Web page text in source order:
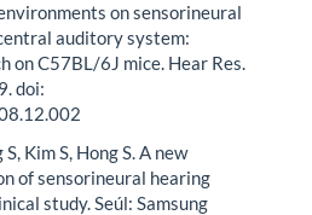
on sensorineural
auditory system:
on C57BL/6J mice. Hear Res.
doi:
Kim S, Hong S. A new
of sensorineural hearing
study. Seúl: Samsung